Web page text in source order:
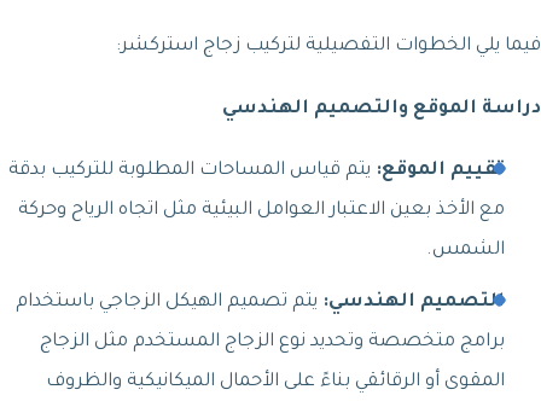
فيما يلي الخطوات التفصيلية لتركيب زجاج استركشر:
دراسة الموقع والتصميم الهندسي
تقييم الموقع: يتم قياس المساحات المطلوبة للتركيب بدقة
مع الأخذ بعين الاعتبار العوامل البيئية مثل اتجاه الرياح وحركة
الشمس.
التصميم الهندسي: يتم تصميم الهيكل الزجاجي باستخدام
برامج متخصصة وتحديد نوع الزجاج المستخدم مثل الزجاج
المقوى أو الرقائقي بناءً على الأحمال الميكانيكية والظروف